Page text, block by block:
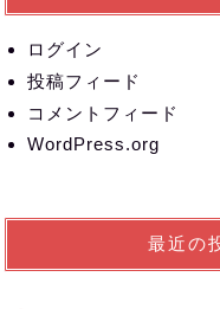
ログイン
投稿フィード
コメントフィード
WordPress.org
最近の